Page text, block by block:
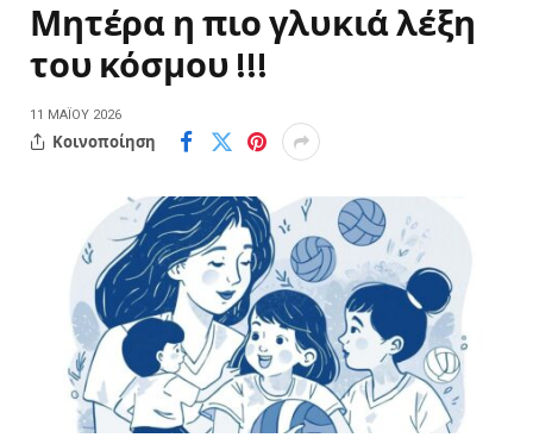
Μητέρα η πιο γλυκιά λέξη
του κόσμου !!!
11 ΜΑΪ́ΟΥ 2026
Κοινοποίηση